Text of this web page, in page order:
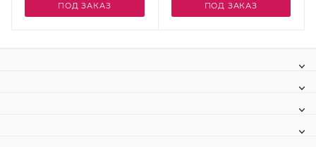
ПОД ЗАКАЗ ПОД ЗАКАЗ